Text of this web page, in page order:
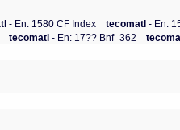
- En: 1580 CF Index tecomatl- En:
tecomatl- En: 17?? Bnf_362